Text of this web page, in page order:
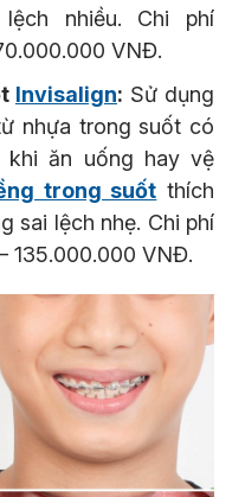
nhiều. Chi phí
VNĐ.
Invisalign: Sử dụng
nhựa trong suốt có
ăn uống hay vệ
trong suốt thích
sai lệch nhẹ. Chi phí
135.000.000 VNĐ.